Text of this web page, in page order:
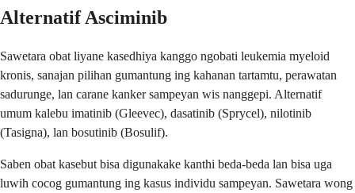
Alternatif Asciminib
Sawetara obat liyane kasedhiya kanggo ngobati leukemia myeloid
kronis, sanajan pilihan gumantung ing kahanan tartamtu, perawatan
sadurunge, lan carane kanker sampeyan wis nanggepi. Alternatif
umum kalebu imatinib (Gleevec), dasatinib (Sprycel), nilotinib
(Tasigna), lan bosutinib (Bosulif).
Saben obat kasebut bisa digunakake kanthi beda-beda lan bisa uga
luwih cocog gumantung ing kasus individu sampeyan. Sawetara wong